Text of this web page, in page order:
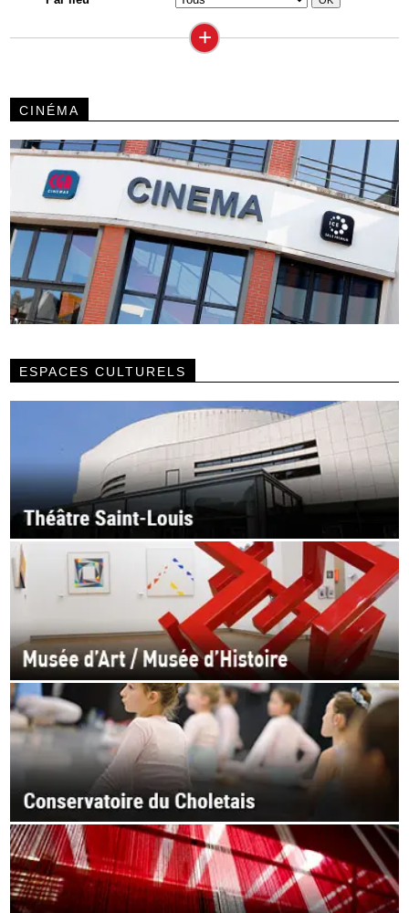
+
CINÉMA
ESPACES CULTURELS